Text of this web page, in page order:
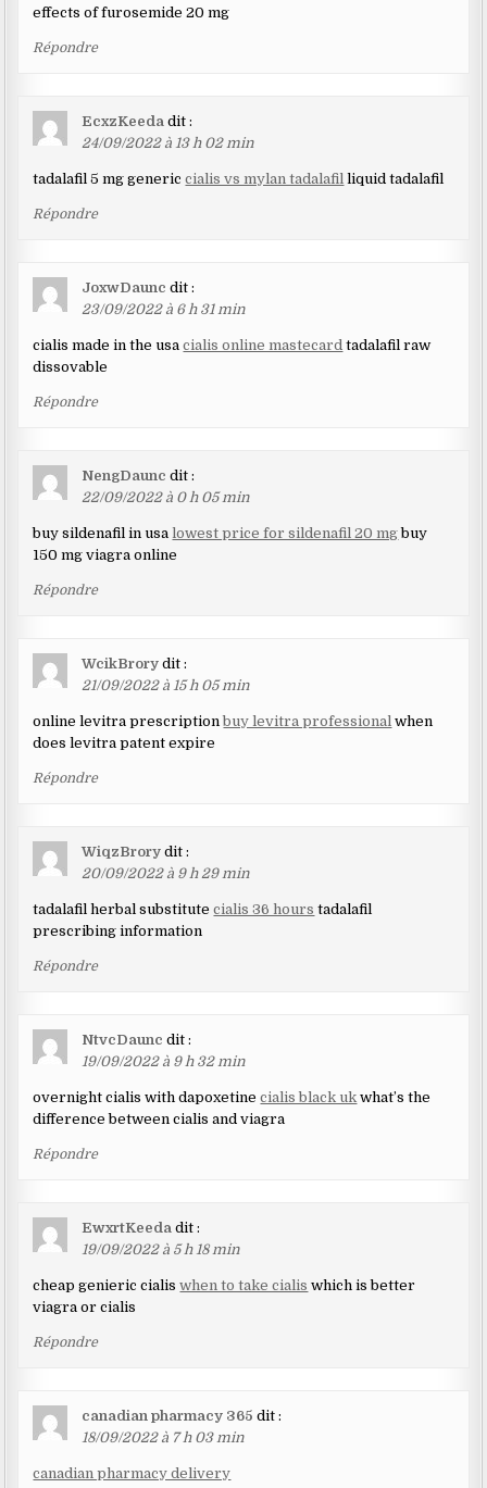
effects of furosemide 20 mg
Répondre
EcxzKeeda dit :
24/09/2022 à 13 h 02 min
tadalafil 5 mg genericcialis vs mylan tadalafil liquid tadalafil
Répondre
JoxwDaunc dit :
23/09/2022 à 6 h 31 min
cialis made in the usacialis online mastecard tadalafil raw
dissovable
Répondre
NengDaunc dit :
22/09/2022 à 0 h 05 min
buy sildenafil in usa lowest price for sildenafil 20 mgbuy
150 mg viagra online
Répondre
WcikBrory dit :
21/09/2022 à 15 h 05 min
online levitra prescriptionbuy levitra professional when
does levitra patent expire
Répondre
WiqzBrory dit :
20/09/2022 à 9 h 29 min
tadalafil herbal substitutecialis 36 hours tadalafil
prescribing information
Répondre
NtvcDaunc dit :
19/09/2022 à 9 h 32 min
overnight cialis with dapoxetinecialis black uk what’s the
difference between cialis and viagra
Répondre
EwxrtKeeda dit :
19/09/2022 à 5 h 18 min
cheap genieric cialiswhen to take cialis which is better
viagra or cialis
Répondre
canadian pharmacy 365 dit :
18/09/2022 à 7 h 03 min
canadian pharmacy delivery